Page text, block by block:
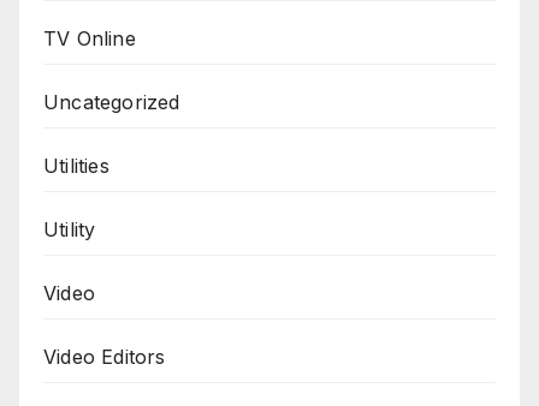
TV Online
Uncategorized
Utilities
Utility
Video
Video Editors